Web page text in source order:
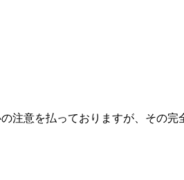
意を払っておりますが、その完